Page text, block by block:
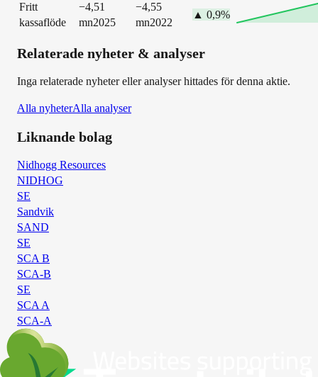
Fritt
kassaflöde
−4,51
mn2025
−4,55
mn2022
▲ 0,9%
Relaterade nyheter & analyser
Inga relaterade nyheter eller analyser hittades för denna aktie.
Alla nyheterAlla analyser
Liknande bolag
Nidhogg Resources
NIDHOG
SE
Sandvik
SAND
SE
SCA B
SCA-B
SE
SCA A
SCA-A
SE
Skanska
SKA-B